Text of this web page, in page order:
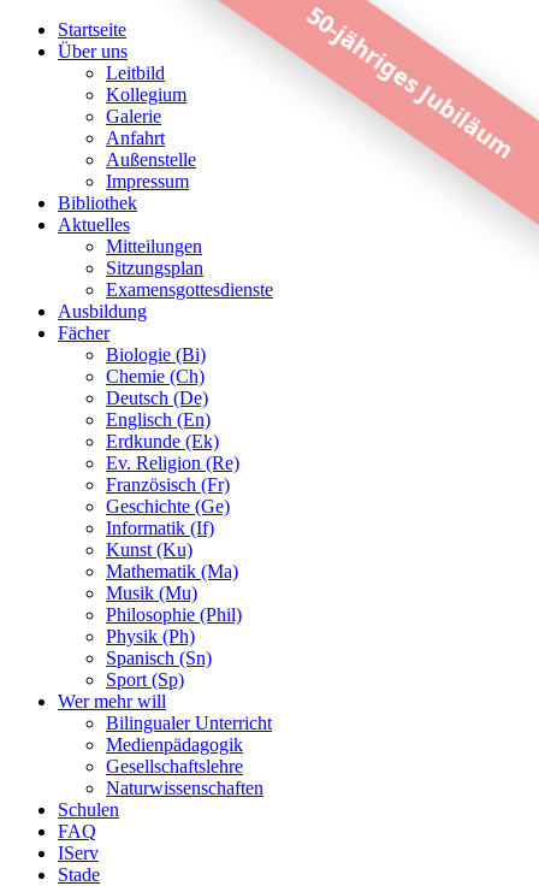
Startseite
Über uns
Leitbild
Kollegium
Galerie
Anfahrt
Außenstelle
Impressum
Bibliothek
Aktuelles
Mitteilungen
Sitzungsplan
Examensgottesdienste
Ausbildung
Fächer
Biologie (Bi)
Chemie (Ch)
Deutsch (De)
Englisch (En)
Erdkunde (Ek)
Ev. Religion (Re)
Französisch (Fr)
Geschichte (Ge)
Informatik (If)
Kunst (Ku)
Mathematik (Ma)
Musik (Mu)
Philosophie (Phil)
Physik (Ph)
Spanisch (Sn)
Sport (Sp)
Wer mehr will
Bilingualer Unterricht
Medienpädagogik
Gesellschaftslehre
Naturwissenschaften
Schulen
FAQ
IServ
Stade
50-jähriges Jubiläum